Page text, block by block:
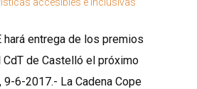
hará entrega de los premios
CdT de Castelló el próximo
9-6-2017.- La Cadena Cope